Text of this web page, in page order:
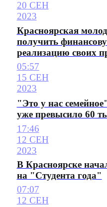
20 СЕН
2023
Красноярская
получить
реализацию своих
05:57
15 СЕН
2023
"Это у нас
уже превысило 60
17:46
12 СЕН
2023
В Красноярске
на "Студента года"
07:07
12 СЕН